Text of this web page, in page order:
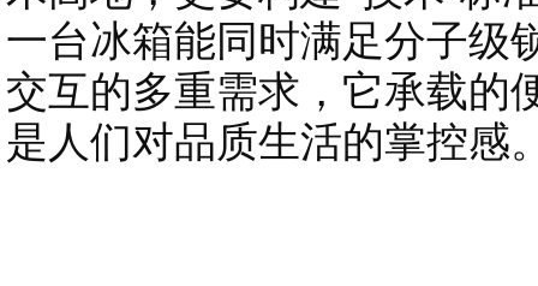
一台冰箱能同时满足分子级
交互的多重需求，它承载的
是人们对品质生活的掌控感